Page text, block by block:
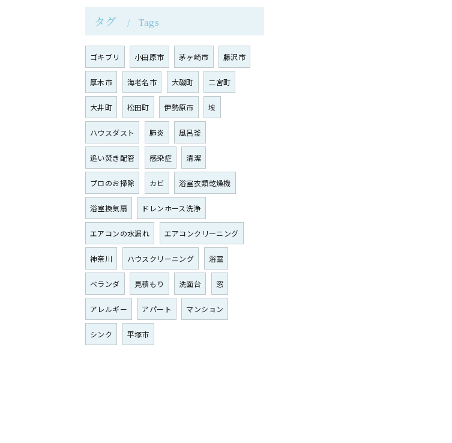
タグ Tags
ゴキブリ 小田原市 茅ヶ崎市 藤沢市
厚木市 海老名市 大磯町 二宮町
大井町 松田町 伊勢原市 埃
ハウスダスト 肺炎 風呂釜
追い焚き配管 感染症 清潔
プロのお掃除 カビ 浴室衣類乾燥機
浴室換気扇 ドレンホース洗浄
エアコンの水漏れ エアコンクリーニング
神奈川 ハウスクリーニング 浴室
ベランダ 見積もり 洗面台 窓
アレルギー アパート マンション
シンク 平塚市